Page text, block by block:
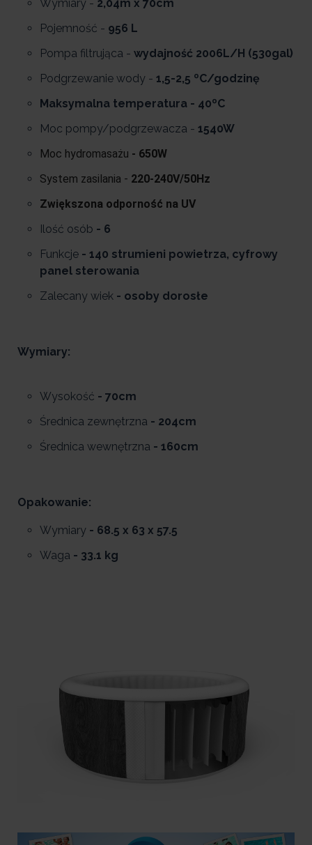
Wymiary - 2,04m x 70cm
Pojemność - 956 L
Pompa filtrująca - wydajność 2006L/H (530gal)
Podgrzewanie wody - 1,5-2,5 ºC/godzinę
Maksymalna temperatura - 40ºC
Moc pompy/podgrzewacza - 1540W
Moc hydromasażu - 650W
System zasilania - 220-240V/50Hz
Zwiększona odporność na UV
Ilość osób - 6
Funkcje - 140 strumieni powietrza, cyfrowy
panel sterowania
Zalecany wiek - osoby dorosłe
Wymiary:
Wysokość - 70cm
Średnica zewnętrzna - 204cm
Średnica wewnętrzna - 160cm
Opakowanie:
Wymiary - 68.5 x 63 x 57.5
Waga - 33.1 kg